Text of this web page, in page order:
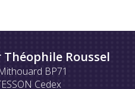
Roussel
BP71
Cedex